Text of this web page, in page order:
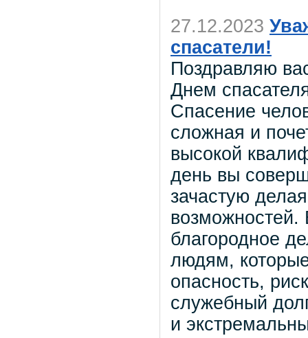
27.12.2023
спасатели!
Поздравляю
Днем
Спасение
сложная и
высокой
день вы
зачастую
возможностей.
благородное
людям,
опасность,
служебный
и